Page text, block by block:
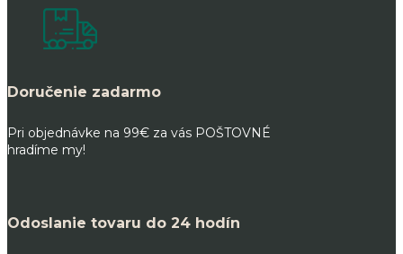
Doručenie zadarmo
Pri objednávke na 99€ za vás POŠTOVNÉ
hradíme my!
Odoslanie tovaru do 24 hodín